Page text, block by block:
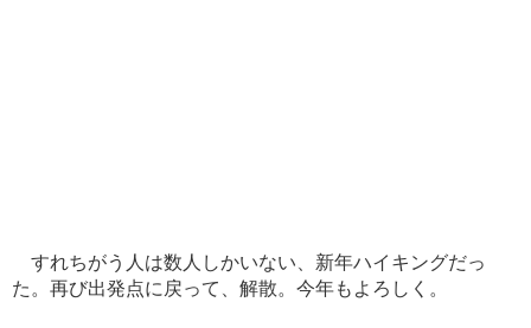
すれちがう人は数人しかいない、新年ハイキングだっ
た。再び出発点に戻って、解散。今年もよろしく。